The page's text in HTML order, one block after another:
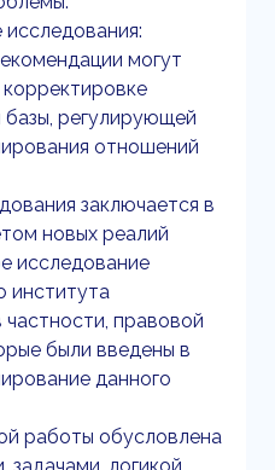
исследования:
могут
регулирующей
отношений
заключается в
новых реалий
исследование
института
частности, правовой
были введены в
данного
работы обусловлена